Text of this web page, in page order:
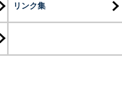
リンク集